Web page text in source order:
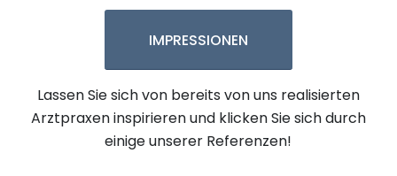
IMPRESSIONEN
Lassen Sie sich von bereits von uns realisierten
Arztpraxen inspirieren und klicken Sie sich durch
einige unserer Referenzen!